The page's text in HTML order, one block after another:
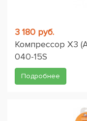
3 180 руб.
Компрессор X3
040-15S
Подробнее